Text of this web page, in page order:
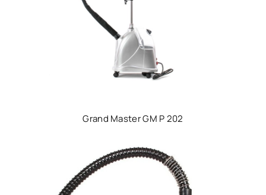
Grand Master GM P 202